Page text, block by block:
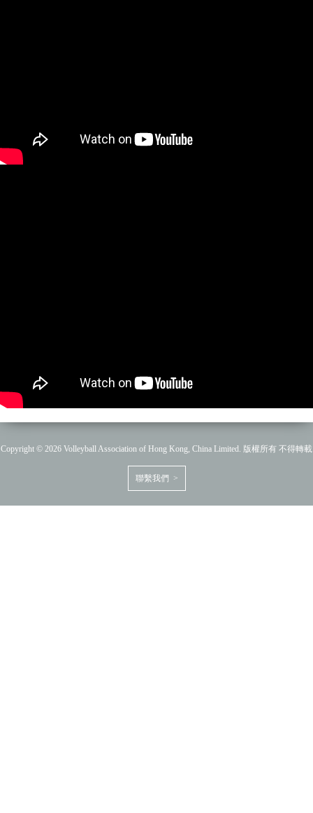
Copyright © 2026 Volleyball Association of Hong Kong, China Limited. 版權所有 不得轉載
聯繫我們 >